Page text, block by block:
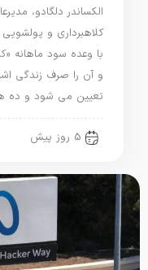
کلاهبرداری و پولشویی
با وعده سود ماهانه
تعیین می شود و ده
5 روز پیش